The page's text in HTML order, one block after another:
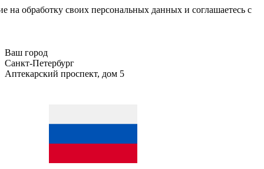
на обработку своих персональных данных и соглашаетесь с
Ваш город
Санкт-Петербург
Аптекарский проспект, дом 5